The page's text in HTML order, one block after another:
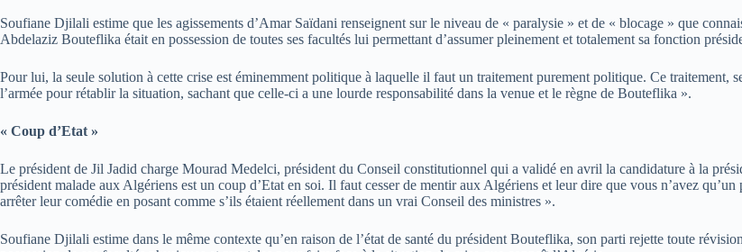
Soufiane Djilali estime que les agissements d’Amar Saïdani renseignent sur le niveau de « paralysie » et de « blocage » que
Abdelaziz Bouteflika était en possession de toutes ses facultés lui permettant d’assumer pleinement et totalement sa fonction
Pour lui, la seule solution à cette crise est éminemment politique à laquelle il faut un traitement purement politique. Ce
l’armée pour rétablir la situation, sachant que celle-ci a une lourde responsabilité dans la venue et le règne de Bouteflika ».
« Coup d’Etat »
Le président de Jil Jadid charge Mourad Medelci, président du Conseil constitutionnel qui a validé en avril la candidature à la
président malade aux Algériens est un coup d’Etat en soi. Il faut cesser de mentir aux Algériens et leur dire que vous n’avez
arrêter leur comédie en posant comme s’ils étaient réellement dans un vrai Conseil des ministres ».
Soufiane Djilali estime dans le même contexte qu’en raison de l’état de santé du président Bouteflika, son parti rejette toute